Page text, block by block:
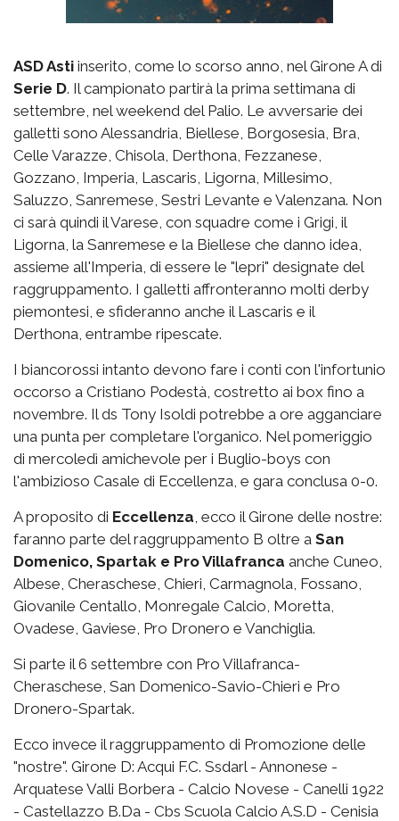
ASD Asti inserito, come lo scorso anno, nel Girone A di
Serie D. Il campionato partirà la prima settimana di
settembre, nel weekend del Palio. Le avversarie dei
galletti sono Alessandria, Biellese, Borgosesia, Bra,
Celle Varazze, Chisola, Derthona, Fezzanese,
Gozzano, Imperia, Lascaris, Ligorna, Millesimo,
Saluzzo, Sanremese, Sestri Levante e Valenzana. Non
ci sarà quindi il Varese, con squadre come i Grigi, il
Ligorna, la Sanremese e la Biellese che danno idea,
assieme all'Imperia, di essere le "lepri" designate del
raggruppamento. I galletti affronteranno molti derby
piemontesi, e sfideranno anche il Lascaris e il
Derthona, entrambe ripescate.
I biancorossi intanto devono fare i conti con l'infortunio
occorso a Cristiano Podestà, costretto ai box fino a
novembre. Il ds Tony Isoldi potrebbe a ore agganciare
una punta per completare l'organico. Nel pomeriggio
di mercoledì amichevole per i Buglio-boys con
l'ambizioso Casale di Eccellenza, e gara conclusa 0-0.
A proposito di Eccellenza , ecco il Girone delle nostre:
faranno parte del raggruppamento B oltre a San
Domenico, Spartak e Pro Villafranca anche Cuneo,
Albese, Cheraschese, Chieri, Carmagnola, Fossano,
Giovanile Centallo, Monregale Calcio, Moretta,
Ovadese, Gaviese, Pro Dronero e Vanchiglia.
Si parte il 6 settembre con Pro Villafranca-
Cheraschese, San Domenico-Savio-Chieri e Pro
Dronero-Spartak.
Ecco invece il raggruppamento di Promozione delle
"nostre". Girone D: Acqui F.C. Ssdarl - Annonese -
Arquatese Valli Borbera - Calcio Novese - Canelli 1922
- Castellazzo B.Da - Cbs Scuola Calcio A.S.D - Cenisia